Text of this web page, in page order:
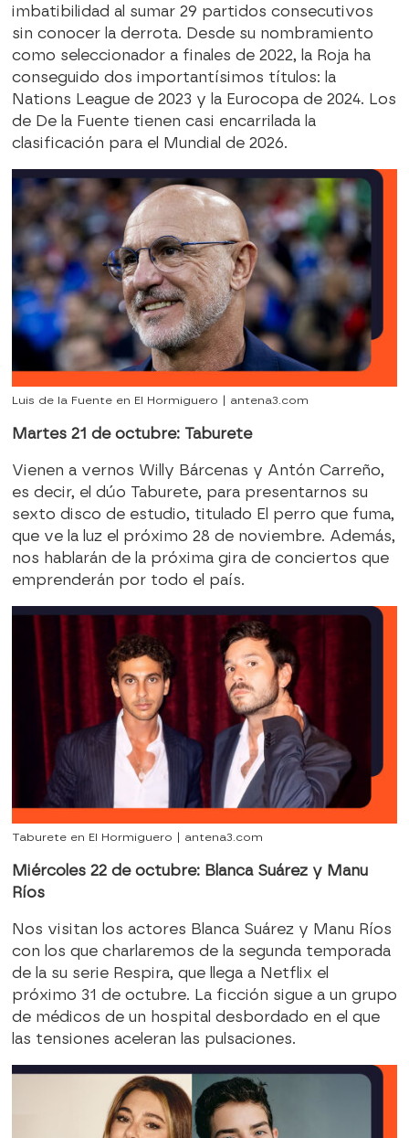
imbatibilidad al sumar 29 partidos consecutivos
sin conocer la derrota. Desde su nombramiento
como seleccionador a finales de 2022, la Roja ha
conseguido dos importantísimos títulos: la
Nations League de 2023 y la Eurocopa de 2024. Los
de De la Fuente tienen casi encarrilada la
clasificación para el Mundial de 2026.
Luis de la Fuente en El Hormiguero | antena3.com
Martes 21 de octubre: Taburete
Vienen a vernos Willy Bárcenas y Antón Carreño,
es decir, el dúo Taburete, para presentarnos su
sexto disco de estudio, titulado El perro que fuma,
que ve la luz el próximo 28 de noviembre. Además,
nos hablarán de la próxima gira de conciertos que
emprenderán por todo el país.
Taburete en El Hormiguero | antena3.com
Miércoles 22 de octubre: Blanca Suárez y Manu
Ríos
Nos visitan los actores Blanca Suárez y Manu Ríos
con los que charlaremos de la segunda temporada
de la su serie Respira, que llega a Netflix el
próximo 31 de octubre. La ficción sigue a un grupo
de médicos de un hospital desbordado en el que
las tensiones aceleran las pulsaciones.